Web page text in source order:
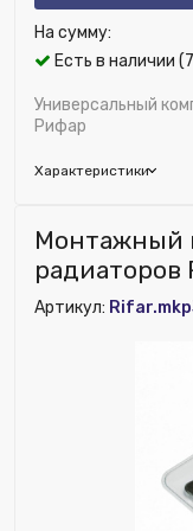
Есть в наличии
Универсальный
Рифар
Характеристики
На сумму:
Бренд:
Глубина (мм):
Исключить из
1/2" с логотипом
Монтажный
3/4"
Артикул: